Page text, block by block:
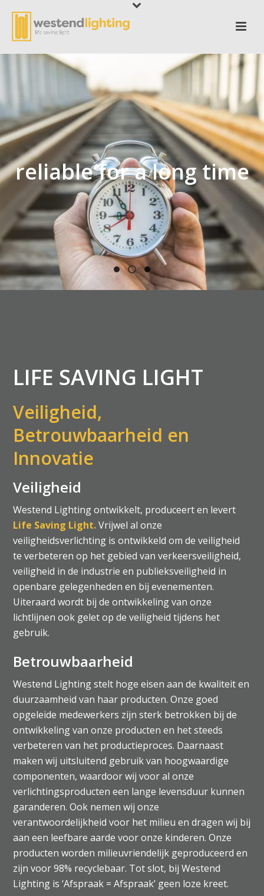
reliable for a long time
LIFE SAVING LIGHT
Veiligheid,
Betrouwbaarheid en
Innovatie
Veiligheid
Westend Lighting ontwikkelt, produceert en levert
Life Saving Light.Vrijwel al onze
veiligheidsverlichting is ontwikkeld om de veiligheid
te verbeteren op het gebied van verkeersveiligheid,
veiligheid in de industrie en publieksveiligheid in
openbare gelegenheden en bij evenementen.
Uiteraard wordt bij de ontwikkeling van onze
lichtlijnen ook gelet op de veiligheid tijdens het
gebruik.
Betrouwbaarheid
Westend Lighting stelt hoge eisen aan de kwaliteit en
duurzaamheid van haar producten. Onze goed
opgeleide medewerkers zijn sterk betrokken bij de
ontwikkeling van onze producten en het steeds
verbeteren van het productieproces. Daarnaast
maken wij uitsluitend gebruik van hoogwaardige
componenten, waardoor wij voor al onze
verlichtingsproducten een lange levensduur kunnen
garanderen. Ook nemen wij onze
verantwoordelijkheid voor het milieu en dragen wij bij
aan een leefbare aarde voor onze kinderen. Onze
producten worden milieuvriendelijk geproduceerd en
zijn voor 98% recyclebaar. Tot slot, bij Westend
Lighting is ‘Afspraak = Afspraak’ geen loze kreet.